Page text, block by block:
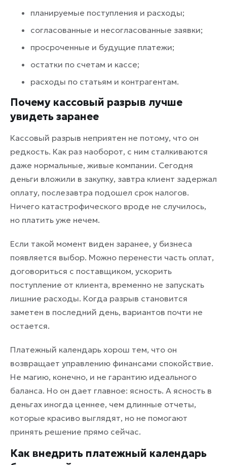
планируемые поступления и расходы;
согласованные и несогласованные заявки;
просроченные и будущие платежи;
остатки по счетам и кассе;
расходы по статьям и контрагентам.
Почему кассовый разрыв лучше
увидеть заранее
Кассовый разрыв неприятен не потому, что он
редкость. Как раз наоборот, с ним сталкиваются
даже нормальные, живые компании. Сегодня
деньги вложили в закупку, завтра клиент задержал
оплату, послезавтра подошел срок налогов.
Ничего катастрофического вроде не случилось,
но платить уже нечем.
Если такой момент виден заранее, у бизнеса
появляется выбор. Можно перенести часть оплат,
договориться с поставщиком, ускорить
поступление от клиента, временно не запускать
лишние расходы. Когда разрыв становится
заметен в последний день, вариантов почти не
остается.
Платежный календарь хорош тем, что он
возвращает управлению финансами спокойствие.
Не магию, конечно, и не гарантию идеального
баланса. Но он дает главное: ясность. А ясность в
деньгах иногда ценнее, чем длинные отчеты,
которые красиво выглядят, но не помогают
принять решение прямо сейчас.
Как внедрить платежный календарь